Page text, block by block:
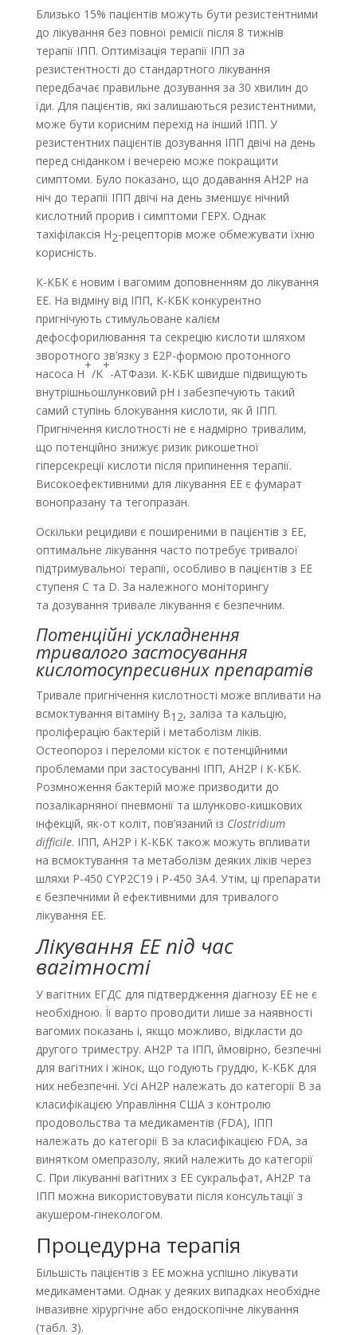
Близько 15% пацієнтів можуть бути резистентними
до лікування без повної ремісії після 8 тижнів
терапії ІПП. Оптимізація терапії ІПП за
резистентності до стандартного лікування
передбачає правильне дозування за 30 хвилин до
їди. Для пацієнтів, які залишаються резистентними,
може бути корисним перехід на інший ІПП. У
резистентних пацієнтів дозування ІПП двічі на день
перед сніданком і вечерею може покращити
симптоми. Було показано, що додавання АН2Р на
ніч до терапії ІПП двічі на день зменшує нічний
кислотний прорив і симптоми ГЕРХ. Однак
тахіфілаксія H2-рецепторів може обмежувати їхню
корисність.
К-КБК є новим і вагомим доповненням до лікування
EE. На відміну від ІПП, К-КБК конкурентно
пригнічують стимульоване калієм
дефосфорилювання та секрецію кислоти шляхом
зворотного зв’язку з E2P-формою протонного
насоса H
+
/K
+
-АТФази. К-КБК швидше підвищують
внутрішньошлунковий pH і забезпечують такий
самий ступінь блокування кислоти, як й ІПП.
Пригнічення кислотності не є надмірно тривалим,
що потенційно знижує ризик рикошетної
гіперсекреції кислоти після припинення терапії.
Високоефективними для лікування EE є фумарат
вонопразану та тегопразан.
Оскільки рецидиви є поширеними в пацієнтів з EE,
оптимальне лікування часто потребує тривалої
підтримувальної терапії, особливо в пацієнтів з ЕЕ
ступеня C та D. За належного моніторингу
та дозування тривале лікування є безпечним.
Потенційні ускладнення
тривалого застосування
кислотосупресивних препаратів
Тривале пригнічення кислотності може впливати на
всмоктування вітаміну B12, заліза та кальцію,
проліферацію бактерій і метаболізм ліків.
Остеопороз і переломи кісток є потенційними
проблемами при застосуванні ІПП, АН2Р і К-КБК.
Розмноження бактерій може призводити до
позалікарняної пневмонії та шлунково-кишкових
інфекцій, як-от коліт, пов’язаний із Clostridium
difficile. ІПП, АН2Р і К-КБК також можуть впливати
на всмоктування та метаболізм деяких ліків через
шляхи P-450 CYP2C19 і P-450 3A4. Утім, ці препарати
є безпечними й ефективними для тривалого
лікування EE.
Лікування EE під час
вагітності
У вагітних ЕГДС для підтвердження діагнозу EE не є
необхідною. Її варто проводити лише за наявності
вагомих показань і, якщо можливо, відкласти до
другого триместру. АН2Р та ІПП, ймовірно, безпечні
для вагітних і жінок, що годують груддю, К-КБК для
них небезпечні. Усі АН2Р належать до категорії B за
класифікацією Управління США з контролю
продовольства та медикаментів (FDA), ІПП
належать до категорії B за класифікацією FDA, за
винятком омепразолу, який належить до категорії
C. При лікуванні вагітних з EE сукральфат, АН2Р та
ІПП можна використовувати після консультації з
акушером-гінекологом.
Процедурна терапія
Більшість пацієнтів з ЕЕ можна успішно лікувати
медикаментами. Однак у деяких випадках необхідне
інвазивне хірургічне або ендоскопічне лікування
(табл. 3).